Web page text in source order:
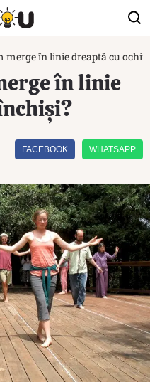
merge în linie dreaptă cu ochii
în linie
FACEBOOK WHATSAPP